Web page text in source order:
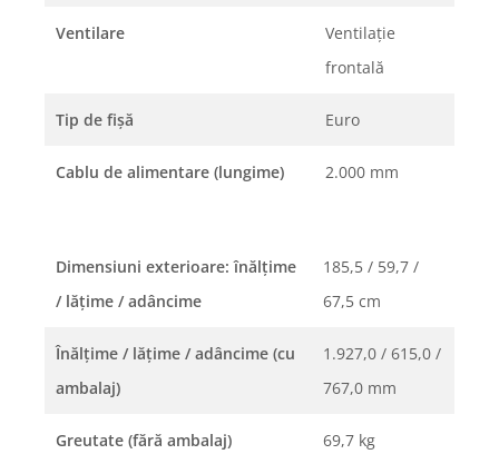
Ventilare
Ventilaţie
frontală
Tip de fişă Euro
Cablu de alimentare (lungime) 2.000 mm
Dimensiuni exterioare: înălțime
/ lățime / adâncime
185,5 / 59,7 /
67,5 cm
Înălţime / lăţime / adâncime (cu
ambalaj)
1.927,0 / 615,0 /
767,0 mm
Greutate (fără ambalaj) 69,7 kg